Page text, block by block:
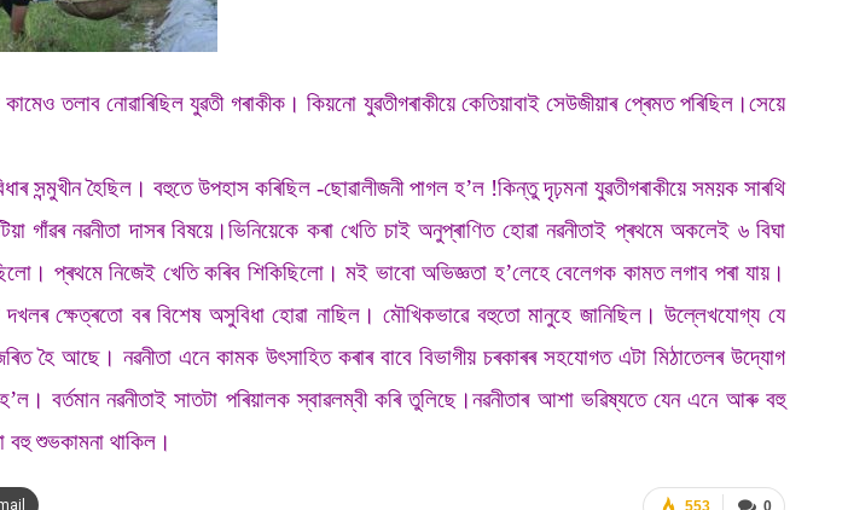
তলাব নোৱাৰিছিল যুৱতী গৰাকীক। কিয়নো যুৱতীগৰাকীয়ে কেতিয়াবাই সেউজীয়াৰ প্ৰেমত পৰিছিল।সেয়ে
সন্মুখীন হৈছিল। বহুতে উপহাস কৰিছিল -ছোৱালীজনী পাগল হ’ল !কিন্তু দৃঢ়মনা যুৱতীগৰাকীয়ে সময়ক সাৰথি
নৱনীতা দাসৰ বিষয়ে।ভিনিয়েকে কৰা খেতি চাই অনুপ্ৰাণিত হোৱা নৱনীতাই প্ৰথমে অকলেই ৬ বিঘা
প্ৰথমে নিজেই খেতি কৰিব শিকিছিলো। মই ভাবো অভিজ্ঞতা হ’লেহে বেলেগক কামত লগাব পৰা যায়।
ক্ষেত্ৰতো বৰ বিশেষ অসুবিধা হোৱা নাছিল। মৌখিকভাৱে বহুতো মানুহে জানিছিল। উল্লেখযোগ্য যে
হৈ আছে। নৱনীতা এনে কামক উৎসাহিত কৰাৰ বাবে বিভাগীয় চৰকাৰৰ সহযোগত এটা মিঠাতেলৰ উদ্যোগ
বৰ্তমান নৱনীতাই সাতটা পৰিয়ালক স্বাৱলম্বী কৰি তুলিছে।নৱনীতাৰ আশা ভৱিষ্যতে যেন এনে আৰু বহু
বহু শুভকামনা থাকিল।
0
553